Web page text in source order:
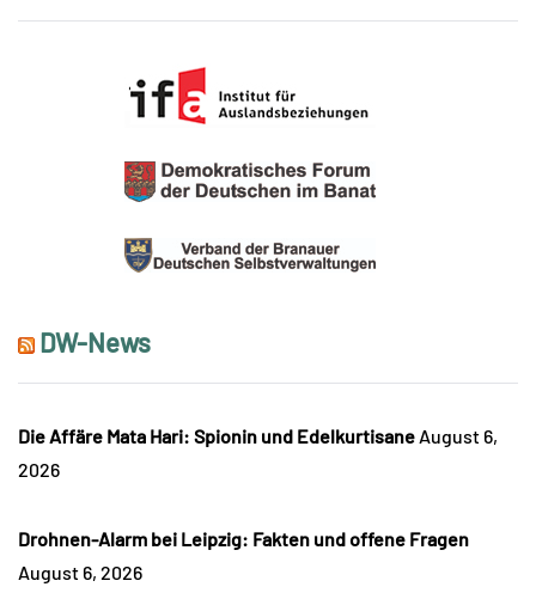
DW-News
Die Affäre Mata Hari: Spionin und Edelkurtisane August 6,
2026
Drohnen-Alarm bei Leipzig: Fakten und offene Fragen
August 6, 2026